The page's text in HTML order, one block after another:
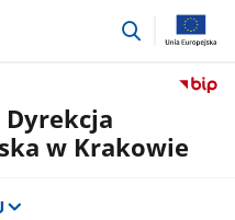
przejdź
Dyrekcja
w Krakowie